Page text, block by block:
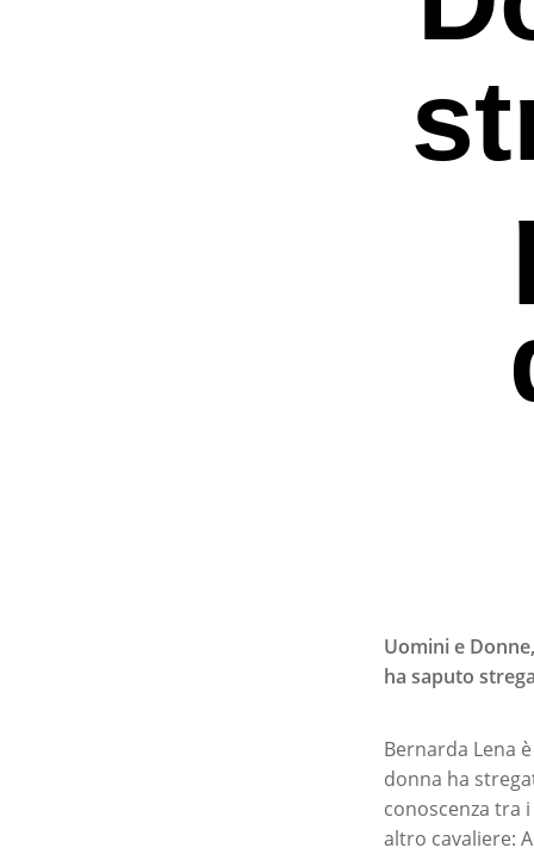
Uomini e
ha saputo
Bernarda Lena
donna ha
conoscenza tra
altro cavaliere: